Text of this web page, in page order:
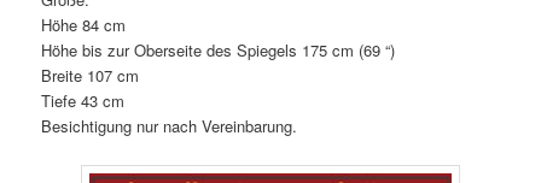
Höhe 84 cm
Höhe bis zur Oberseite des Spiegels 175 cm (69 “)
Breite 107 cm
Tiefe 43 cm
Besichtigung nur nach Vereinbarung.